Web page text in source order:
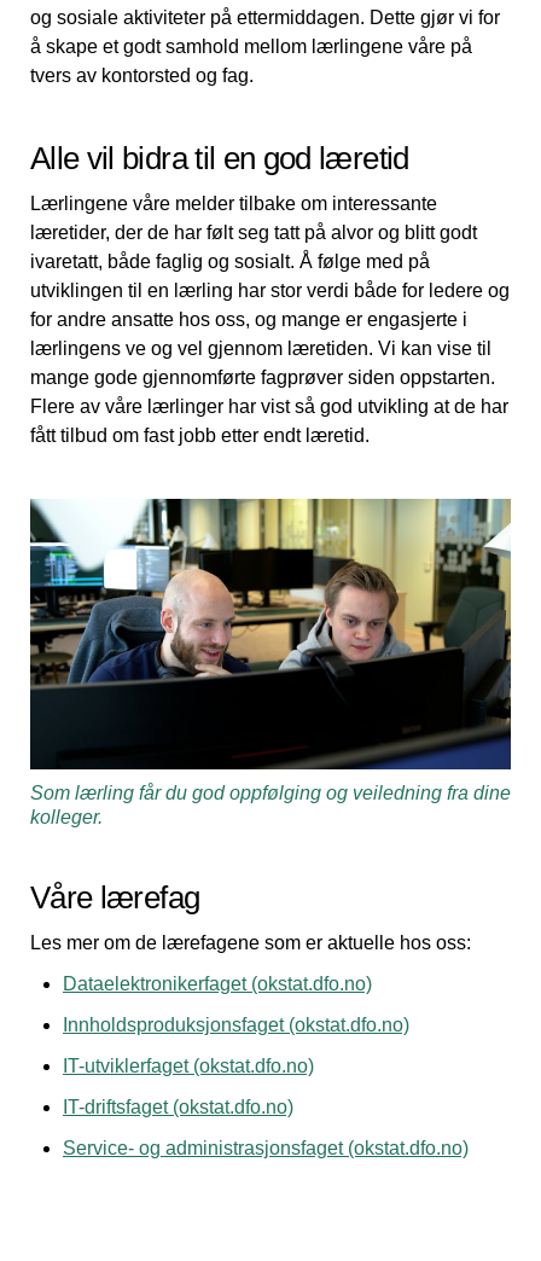
og sosiale aktiviteter på ettermiddagen. Dette gjør vi for
å skape et godt samhold mellom lærlingene våre på
tvers av kontorsted og fag.
Alle vil bidra til en god læretid
Lærlingene våre melder tilbake om interessante
læretider, der de har følt seg tatt på alvor og blitt godt
ivaretatt, både faglig og sosialt. Å følge med på
utviklingen til en lærling har stor verdi både for ledere og
for andre ansatte hos oss, og mange er engasjerte i
lærlingens ve og vel gjennom læretiden. Vi kan vise til
mange gode gjennomførte fagprøver siden oppstarten.
Flere av våre lærlinger har vist så god utvikling at de har
fått tilbud om fast jobb etter endt læretid.
Som lærling får du god oppfølging og veiledning fra dine
kolleger.
Våre lærefag
Les mer om de lærefagene som er aktuelle hos oss:
Dataelektronikerfaget (okstat.dfo.no)
Innholdsproduksjonsfaget (okstat.dfo.no)
IT-utviklerfaget (okstat.dfo.no)
IT-driftsfaget (okstat.dfo.no)
Service- og administrasjonsfaget (okstat.dfo.no)